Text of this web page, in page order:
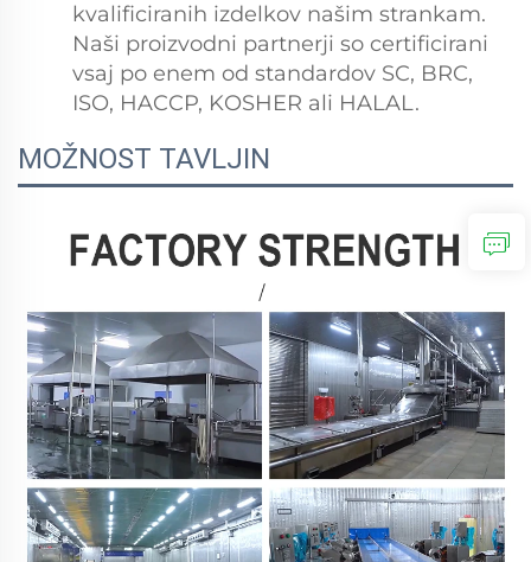
kvalificiranih izdelkov našim strankam.
Naši proizvodni partnerji so certificirani
vsaj po enem od standardov SC, BRC,
ISO, HACCP, KOSHER ali HALAL.
MOŽNOST TAVLJIN